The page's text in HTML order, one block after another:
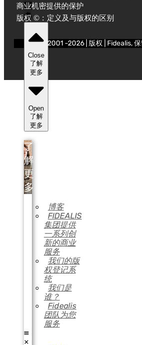
更
多
Close
了解
更多
Open
了解
更多
了
解
更
多
博客
FIDEALIS
集团提供
一系列创
新的商业
服务
我们的版
权登记系
统
我们是
谁？
Fidealis
团队为您
服务
商业机密提供的保护
版权 ©：定义及与版权的区别
2001 -2026 | 版权 | Fidealis,